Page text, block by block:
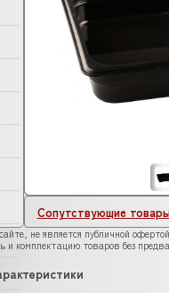
Сопутствующие
не является публичной
комплектацию товаров без